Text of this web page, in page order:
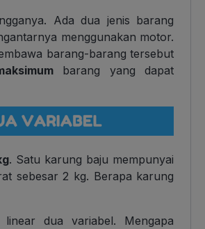
Ada dua jenis barang
menggunakan motor.
barang-barang tersebut
barang yang dapat
. Satu karung baju mempunyai
sebesar 2 kg. Berapa karung
linear dua variabel. Mengapa